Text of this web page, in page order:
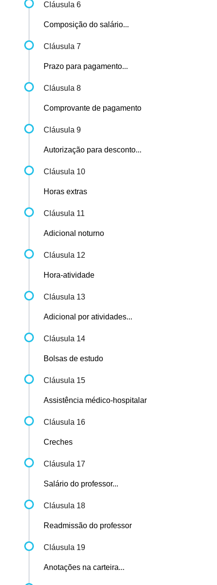
Cláusula 6
Composição do salário...
Cláusula 7
Prazo para pagamento...
Cláusula 8
Comprovante de pagamento
Cláusula 9
Autorização para desconto...
Cláusula 10
Horas extras
Cláusula 11
Adicional noturno
Cláusula 12
Hora-atividade
Cláusula 13
Adicional por atividades...
Cláusula 14
Bolsas de estudo
Cláusula 15
Assistência médico-hospitalar
Cláusula 16
Creches
Cláusula 17
Salário do professor...
Cláusula 18
Readmissão do professor
Cláusula 19
Anotações na carteira...